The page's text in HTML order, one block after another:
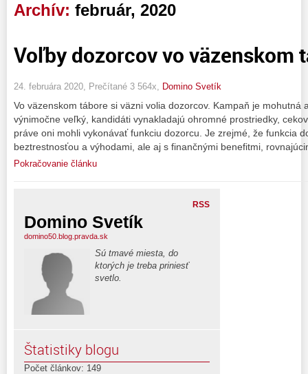
Archív: február, 2020
Voľby dozorcov vo väzenskom
24. februára 2020, Prečítané 3 564x, Domino Svetík
Vo väzenskom tábore si väzni volia dozorcov. Kampaň je mohutná
výnimočne veľký, kandidáti vynakladajú ohromné prostriedky,
práve oni mohli vykonávať funkciu dozorcu. Je zrejmé, že funkcia
beztrestnosťou a výhodami, ale aj s finančnými benefitmi,
Pokračovanie článku
RSS
Domino Svetík
domino50.blog.pravda.sk
Sú tmavé miesta, do
ktorých je treba priniesť
svetlo.
Štatistiky blogu
Počet článkov: 149